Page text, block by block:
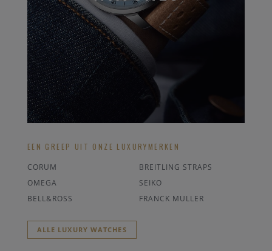
EEN GREEP UIT ONZE LUXURYMERKEN
CORUM
BREITLING STRAPS
OMEGA
SEIKO
BELL&ROSS
FRANCK MULLER
ALLE LUXURY WATCHES